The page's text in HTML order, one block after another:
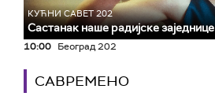
КУЋНИ САВЕТ 202
Састанак наше радијске заједнице
10:00 Београд 202
САВРЕМЕНО